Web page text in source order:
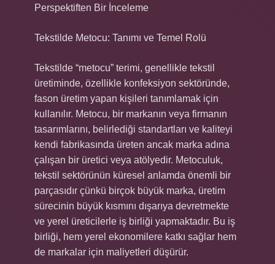
Perspektiften Bir İnceleme
Tekstilde Metocu: Tanımı ve Temel Rolü
Tekstilde “metocu” terimi, genellikle tekstil
üretiminde, özellikle konfeksiyon sektöründe,
fason üretim yapan kişileri tanımlamak için
kullanılır. Metocu, bir markanın veya firmanın
tasarımlarını, belirlediği standartları ve kaliteyi
kendi fabrikasında üreten ancak marka adına
çalışan bir üretici veya atölyedir. Metoculuk,
tekstil sektörünün küresel anlamda önemli bir
parçasıdır çünkü birçok büyük marka, üretim
sürecinin büyük kısmını dışarıya devretmekte
ve yerel üreticilerle iş birliği yapmaktadır. Bu iş
birliği, hem yerel ekonomilere katkı sağlar hem
de markalar için maliyetleri düşürür.